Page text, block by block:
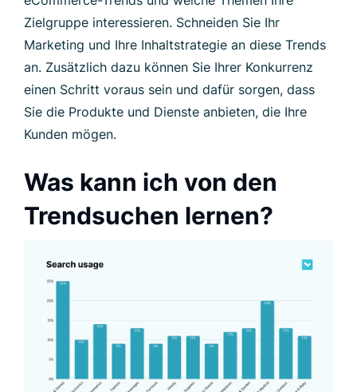
Zielgruppe interessieren. Schneiden Sie Ihr
Marketing und Ihre Inhaltstrategie an diese Trends
an. Zusätzlich dazu können Sie Ihrer Konkurrenz
einen Schritt voraus sein und dafür sorgen, dass
Sie die Produkte und Dienste anbieten, die Ihre
Kunden mögen.
Was kann ich von den
Trendsuchen lernen?